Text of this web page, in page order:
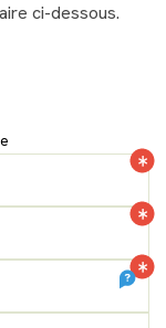
ci-dessous.